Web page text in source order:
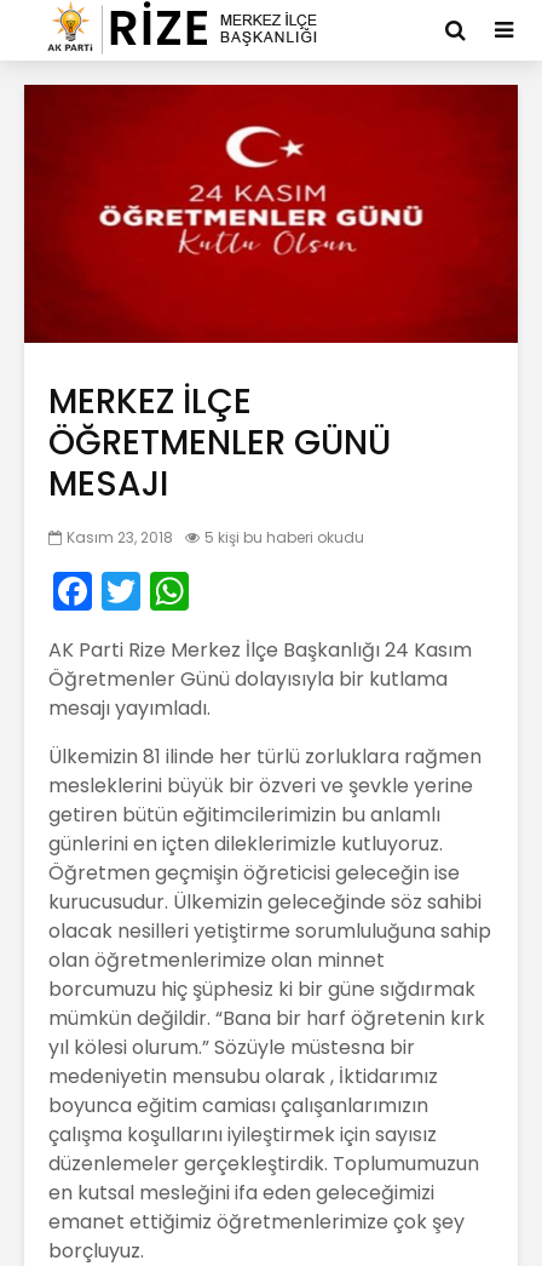
MERKEZ İLÇE
ÖĞRETMENLER GÜNÜ
MESAJI
Kasım 23, 2018 5 kişi bu haberi okudu
F
a
c
e
b
o
o
k
T
w
itt
er
h
a
ts
A
p
p
AK Parti Rize Merkez İlçe Başkanlığı 24 Kasım
Öğretmenler Günü dolayısıyla bir kutlama
mesajı yayımladı.
Ülkemizin 81 ilinde her türlü zorluklara rağmen
mesleklerini büyük bir özveri ve şevkle yerine
getiren bütün eğitimcilerimizin bu anlamlı
günlerini en içten dileklerimizle kutluyoruz.
Öğretmen geçmişin öğreticisi geleceğin ise
kurucusudur. Ülkemizin geleceğinde söz sahibi
olacak nesilleri yetiştirme sorumluluğuna sahip
olan öğretmenlerimize olan minnet
borcumuzu hiç şüphesiz ki bir güne sığdırmak
mümkün değildir. “Bana bir harf öğretenin kırk
yıl kölesi olurum.” Sözüyle müstesna bir
medeniyetin mensubu olarak , İktidarımız
boyunca eğitim camiası çalışanlarımızın
çalışma koşullarını iyileştirmek için sayısız
düzenlemeler gerçekleştirdik. Toplumumuzun
en kutsal mesleğini ifa eden geleceğimizi
emanet ettiğimiz öğretmenlerimize çok şey
borçluyuz.